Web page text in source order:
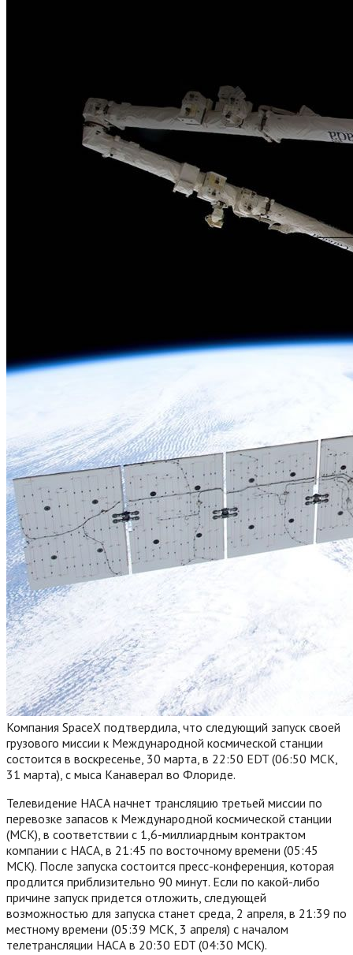
Компания SpaceX подтвердила, что ​​следующий запуск своей
грузового миссии к Международной космической станции
состоится в воскресенье, 30 марта, в 22:50 EDT (06:50 МСК,
31 марта), с мыса Канаверал во Флориде.
Телевидение НАСА начнет трансляцию третьей миссии по
перевозке запасов к Международной космической станции
(МСК), в соответствии с 1,6-миллиардным контрактом
компании с НАСА, в 21:45 по восточному времени (05:45
МСК). После запуска состоится пресс-конференция, которая
продлится приблизительно 90 минут. Если по какой-либо
причине запуск придется отложить, следующей
возможностью для запуска станет среда, 2 апреля, в 21:39 по
местному времени (05:39 МСК, 3 апреля) с началом
телетрансляции НАСА в 20:30 EDT (04:30 МСК).